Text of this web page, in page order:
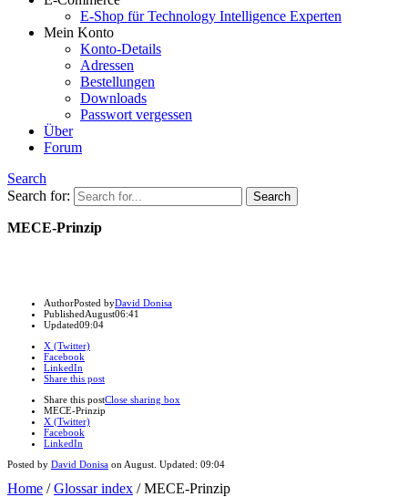
E-Shop für Technology Intelligence Experten
Mein Konto
Konto-Details
Adressen
Bestellungen
Downloads
Passwort vergessen
Über
Forum
Search
Search for:
MECE-Prinzip
AuthorPosted byDavid Donisa
PublishedAugust06:41
Updated09:04
X (Twitter)
Facebook
LinkedIn
Share this post
Share this postClose sharing box
MECE-Prinzip
X (Twitter)
Facebook
LinkedIn
Posted by David Donisa on August . Updated: 09:04
Home /Glossar index /MECE-Prinzip